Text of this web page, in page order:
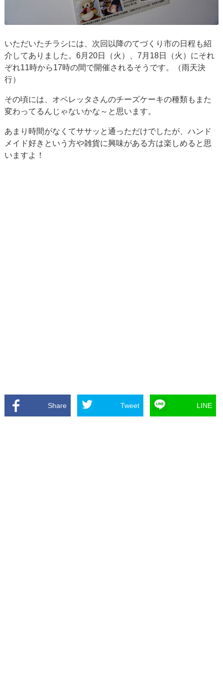
いただいたチラシには、次回以降のてづくり市の日程も紹
介してありました。6月20日（火）、7月18日（火）にそれ
ぞれ11時から17時の間で開催されるそうです。（雨天決
行）
その頃には、オペレッタさんのチーズケーキの種類もまた
変わってるんじゃないかな～と思います。
あまり時間がなくてササッと通っただけでしたが、ハンド
メイド好きという方や雑貨に興味がある方は楽しめると思
いますよ！
Share Tweet LINE